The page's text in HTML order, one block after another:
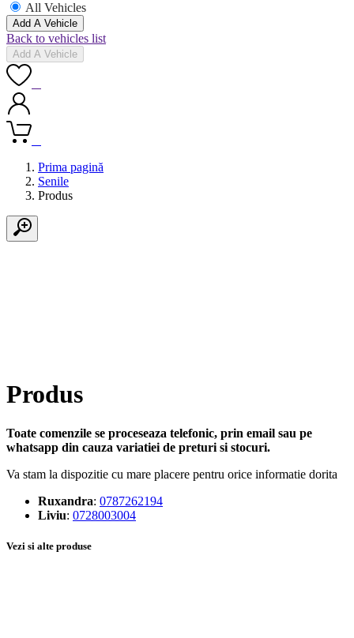
All Vehicles
Add A Vehicle
Back to vehicles list
Add A Vehicle
Prima pagină
Senile
Produs
Produs
Toate comenzile se proceseaza telefonic, prin email sau pe
whatsapp din cauza variatiei de preturi si stocuri.
Va stam la dispozitie cu mare placere pentru orice informatie dorita
Ruxandra: 0787262194
Liviu: 0728003004
Vezi si alte produse